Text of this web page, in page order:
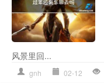
风景里回...
gnh 02-12